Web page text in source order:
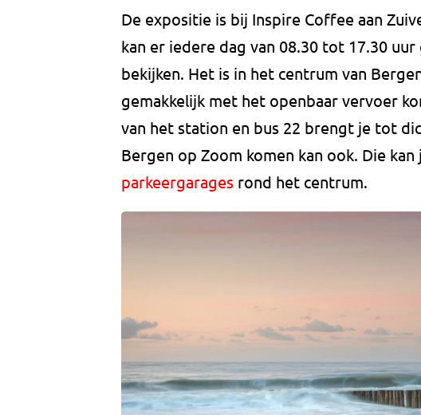
De expositie is bij Inspire Coffee aan
kan er iedere dag van 08.30 tot 17.30
bekijken. Het is in het centrum van
gemakkelijk met het openbaar vervoer
van het station en bus 22 brengt je tot
Bergen op Zoom komen kan ook. Die
parkeergarages rond het centrum.